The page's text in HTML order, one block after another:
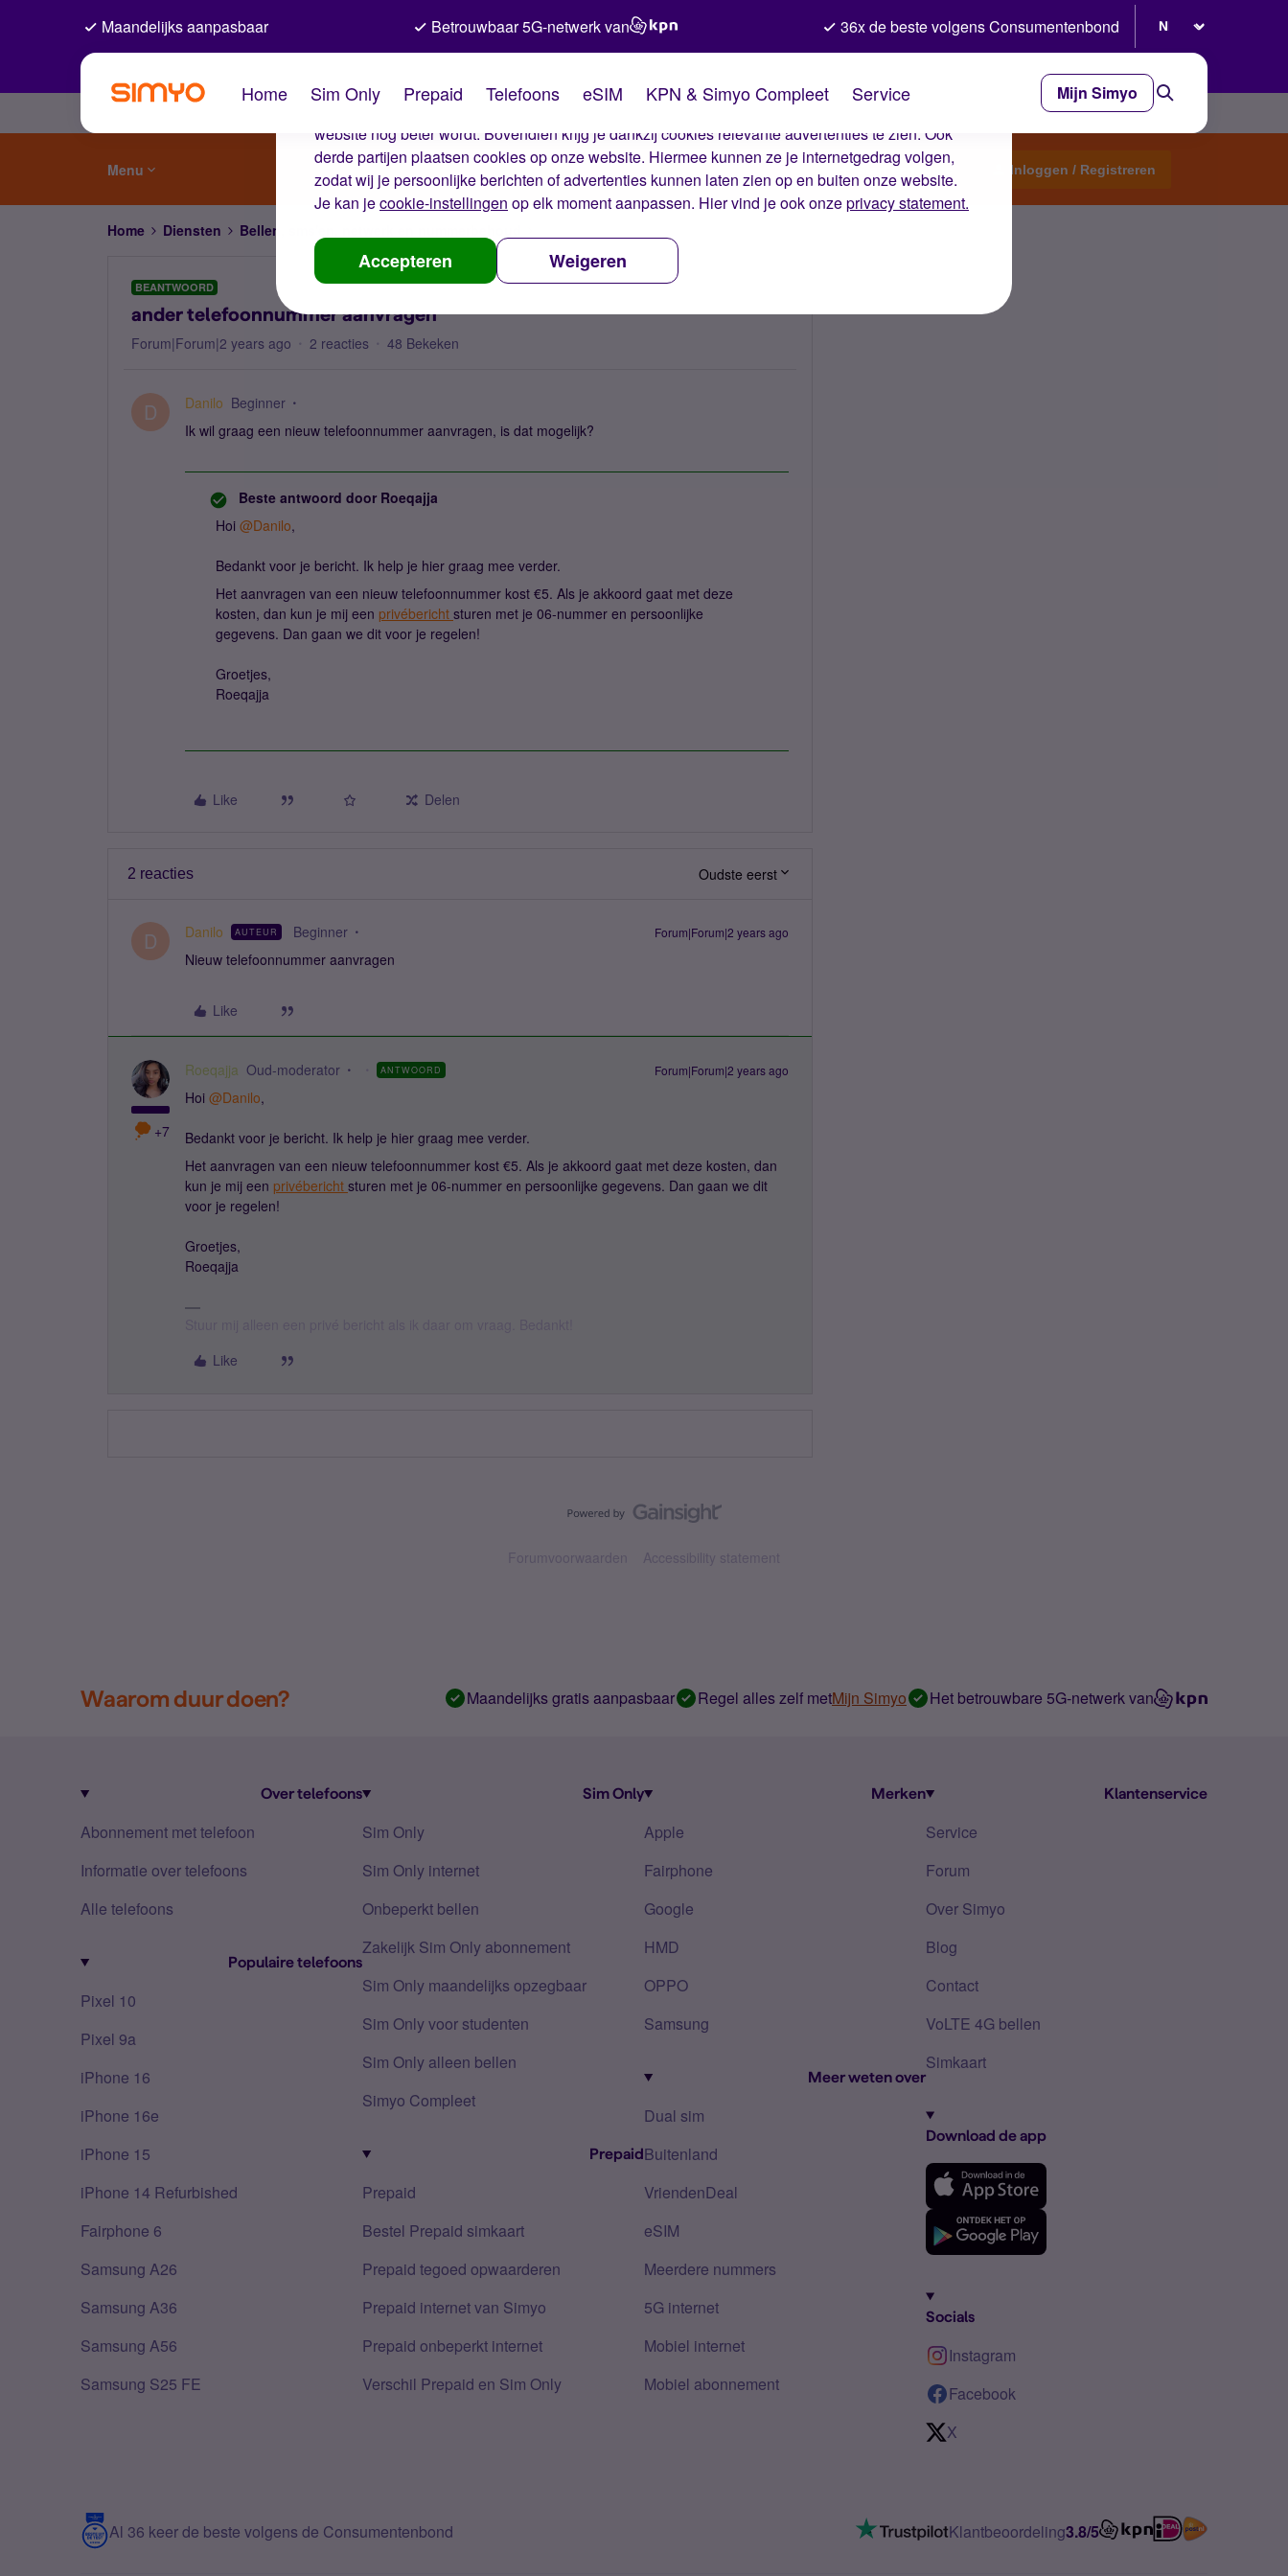
De cookies van Simyo
Wij gebruiken cookies op onze website. Met deze cookies zorgen wij ervoor dat je ervaring op de
website nog beter wordt. Bovendien krijg je dankzij cookies relevante advertenties te zien. Ook
derde partijen plaatsen cookies op onze website. Hiermee kunnen ze je internetgedrag volgen,
zodat wij je persoonlijke berichten of advertenties kunnen laten zien op en buiten onze website.
Je kan jecookie-instellingen op elk moment aanpassen. Hier vind je ook onzeprivacy statement.
Accepteren Weigeren
Maandelijks aanpasbaar Betrouwbaar 5G-netwerk van 36x de beste volgens Consumentenbond
Home Sim Only Prepaid Telefoons eSIM KPN & Simyo Compleet Service Mijn Simyo
Menu Start een topic Inloggen / Registreren
Home Diensten Bellen, sms'en, netwerk en nummerbehoud
BEANTWOORD
ander telefoonnummer aanvragen
Forum|Forum|2 years ago 2 reacties 48 Bekeken
D Danilo Beginner
Ik wil graag een nieuw telefoonnummer aanvragen, is dat mogelijk?
Beste antwoord door Roeqajja
Hoi @Danilo,
Bedankt voor je bericht. Ik help je hier graag mee verder.
Het aanvragen van een nieuw telefoonnummer kost €5. Als je akkoord gaat met deze
kosten, dan kun je mij een privébericht sturen met je 06-nummer en persoonlijke
gegevens. Dan gaan we dit voor je regelen!
Groetjes,
Roeqajja
Like Delen
2 reacties Oudste eerst
D Danilo AUTEUR Beginner Forum|Forum|2 years ago
Nieuw telefoonnummer aanvragen
Like
+7
Roeqajja Oud-moderator ANTWOORD Forum|Forum|2 years ago
Hoi @Danilo,
Bedankt voor je bericht. Ik help je hier graag mee verder.
Het aanvragen van een nieuw telefoonnummer kost €5. Als je akkoord gaat met deze kosten, dan
kun je mij een privébericht sturen met je 06-nummer en persoonlijke gegevens. Dan gaan we dit
voor je regelen!
Groetjes,
Roeqajja
Like
Forumvoorwaarden Accessibility statement
Waarom duur doen? Maandelijks gratis aanpasbaar Regel alles zelf metMijn Simyo Het betrouwbare 5G-netwerk van
Over telefoons
Abonnement met telefoon
Informatie over telefoons
Alle telefoons
Populaire telefoons
Pixel 10
Pixel 9a
iPhone 16
iPhone 16e
iPhone 15
iPhone 14 Refurbished
Fairphone 6
Samsung A26
Samsung A36
Samsung A56
Samsung S25 FE
Sim Only
Sim Only
Sim Only internet
Onbeperkt bellen
Zakelijk Sim Only abonnement
Sim Only maandelijks opzegbaar
Sim Only voor studenten
Sim Only alleen bellen
Simyo Compleet
Prepaid
Prepaid
Bestel Prepaid simkaart
Prepaid tegoed opwaarderen
Prepaid internet van Simyo
Prepaid onbeperkt internet
Verschil Prepaid en Sim Only
Merken
Apple
Fairphone
Google
HMD
OPPO
Samsung
Meer weten over
Dual sim
Buitenland
VriendenDeal
eSIM
Meerdere nummers
5G internet
Mobiel internet
Mobiel abonnement
Klantenservice
Service
Forum
Over Simyo
Blog
Contact
VoLTE 4G bellen
Simkaart
Download de app
Socials
Instagram
Facebook
X
Al 36 keer de beste volgens de Consumentenbond Klantbeoordeling3.8/5